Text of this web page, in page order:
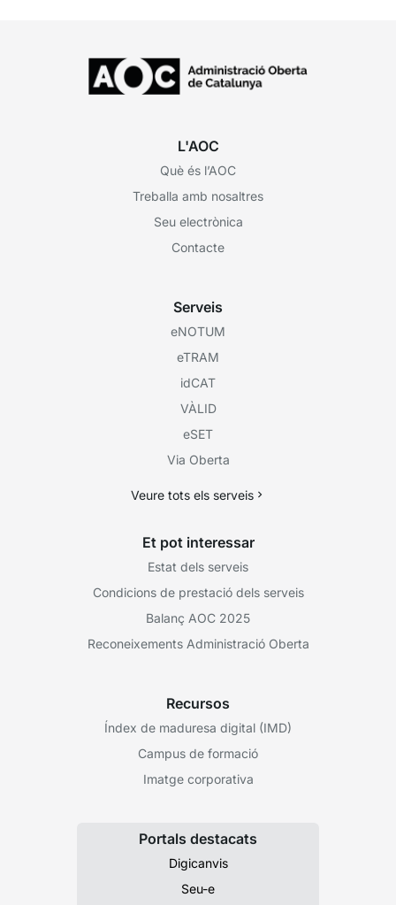
L'AOC
Què és l’AOC
Treballa amb nosaltres
Seu electrònica
Contacte
Serveis
eNOTUM
eTRAM
idCAT
VÀLID
eSET
Via Oberta
Veure tots els serveis
Et pot interessar
Estat dels serveis
Condicions de prestació dels serveis
Balanç AOC 2025
Reconeixements Administració Oberta
Recursos
Índex de maduresa digital (IMD)
Campus de formació
Imatge corporativa
Portals destacats
Digicanvis
Seu-e